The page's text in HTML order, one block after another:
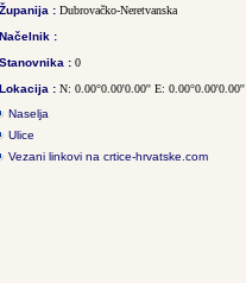
Županija : Dubrovačko-Neretvanska
Načelnik :
Stanovnika : 0
Lokacija : N: 0.00°0.00'0.00'' E: 0.00°0.00'0.00''
Naselja
Ulice
Vezani linkovi na crtice-hrvatske.com